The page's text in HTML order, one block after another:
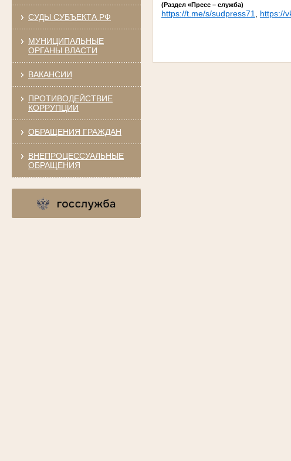
СУДЫ СУБЪЕКТА РФ
МУНИЦИПАЛЬНЫЕ
ОРГАНЫ ВЛАСТИ
ВАКАНСИИ
ПРОТИВОДЕЙСТВИЕ
КОРРУПЦИИ
ОБРАЩЕНИЯ ГРАЖДАН
ВНЕПРОЦЕССУАЛЬНЫЕ
ОБРАЩЕНИЯ
(Раздел «Пресс – служба)
https://t.me/s/sudpress71 https://